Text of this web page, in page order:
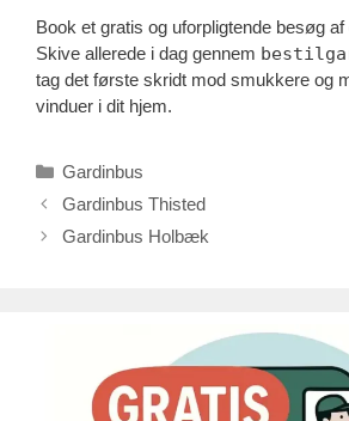
Book et gratis og uforpligtende besøg
Skive allerede i dag gennem
tag det første skridt mod smukkere og
vinduer i dit hjem.
Kategorier
Gardinbus
Gardinbus Thisted
Gardinbus Holbæk